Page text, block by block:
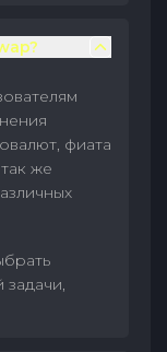
фиата
же